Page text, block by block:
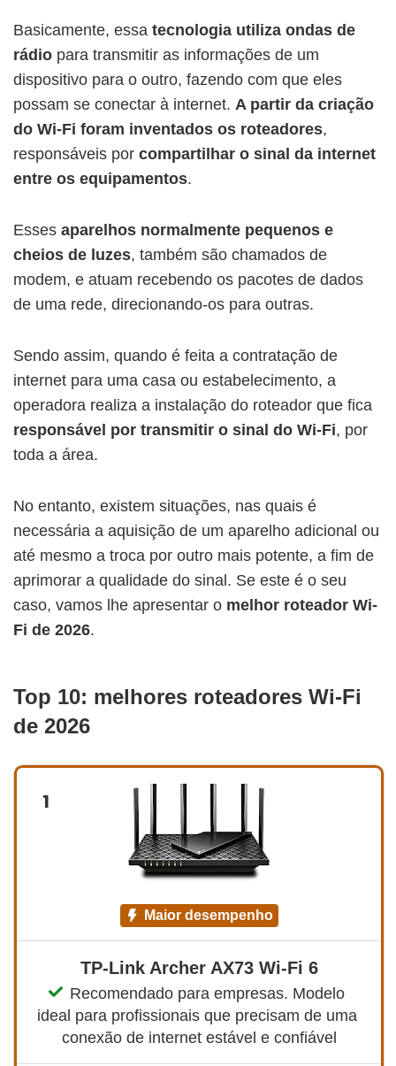
Basicamente, essa tecnologia utiliza ondas de
rádio para transmitir as informações de um
dispositivo para o outro, fazendo com que eles
possam se conectar à internet. A partir da criação
do Wi-Fi foram inventados os roteadores,
responsáveis por compartilhar o sinal da internet
entre os equipamentos.
Esses aparelhos normalmente pequenos e
cheios de luzes, também são chamados de
modem, e atuam recebendo os pacotes de dados
de uma rede, direcionando-os para outras.
Sendo assim, quando é feita a contratação de
internet para uma casa ou estabelecimento, a
operadora realiza a instalação do roteador que fica
responsável por transmitir o sinal do Wi-Fi, por
toda a área.
No entanto, existem situações, nas quais é
necessária a aquisição de um aparelho adicional ou
até mesmo a troca por outro mais potente, a fim de
aprimorar a qualidade do sinal. Se este é o seu
caso, vamos lhe apresentar o melhor roteador Wi-
Fi de 2026.
Top 10: melhores roteadores Wi-Fi
de 2026
1
maior desempenho
TP-Link Archer AX73 Wi-Fi 6
Recomendado para empresas. Modelo
ideal para profissionais que precisam de uma
conexão de internet estável e confiável